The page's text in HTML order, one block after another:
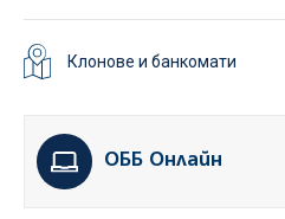
Клонове и банкомати
ОББ Онлайн